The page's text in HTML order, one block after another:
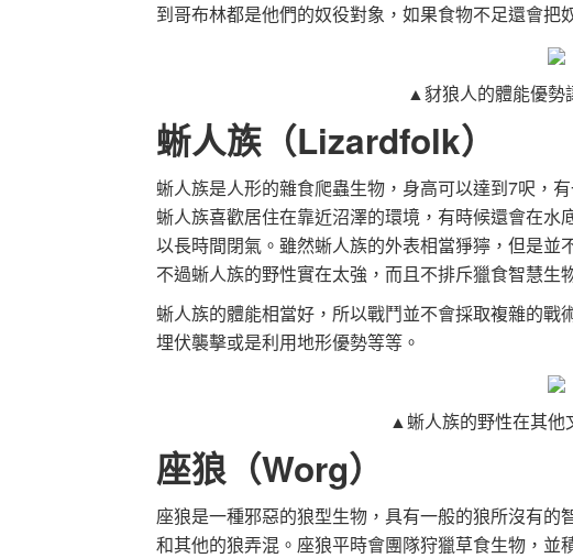
到哥布林都是他們的奴役對象，如果食物不足還會把
▲豺狼人的體能優勢
蜥人族（Lizardfolk）
蜥人族是人形的雜食爬蟲生物，身高可以達到7呎，
蜥人族喜歡居住在靠近沼澤的環境，有時候還會在
以長時間閉氣。雖然蜥人族的外表相當猙獰，但是
不過蜥人族的野性實在太強，而且不排斥獵食智慧生
蜥人族的體能相當好，所以戰鬥並不會採取複雜的
埋伏襲擊或是利用地形優勢等等。
▲蜥人族的野性在其他
座狼（Worg）
座狼是一種邪惡的狼型生物，具有一般的狼所沒有
和其他的狼弄混。座狼平時會團隊狩獵草食生物，